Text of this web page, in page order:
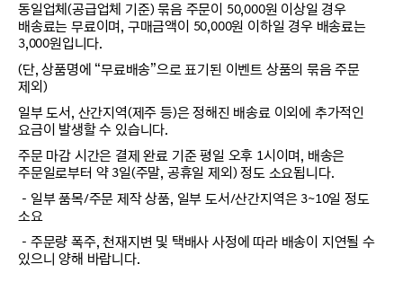
동일업체(공급업체 기준) 묶음 주문이 50,000원 이상일 경우
배송료는 무료이며, 구매금액이 50,000원 이하일 경우 배송료는
3,000원입니다.
(단, 상품명에 “무료배송”으로 표기된 이벤트 상품의 묶음 주문
제외)
일부 도서, 산간지역(제주 등)은 정해진 배송료 이외에 추가적인
요금이 발생할 수 있습니다.
주문 마감 시간은 결제 완료 기준 평일 오후 1시이며, 배송은
주문일로부터 약 3일(주말, 공휴일 제외) 정도 소요됩니다.
－일부 품목/주문 제작 상품, 일부 도서/산간지역은 3~10일 정도
소요
－주문량 폭주, 천재지변 및 택배사 사정에 따라 배송이 지연될 수
있으니 양해 바랍니다.